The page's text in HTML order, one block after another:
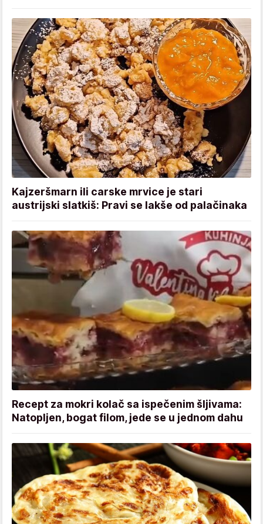
Kajzeršmarn ili carske mrvice je stari
austrijski slatkiš: Pravi se lakše od palačinaka
Recept za mokri kolač sa ispečenim šljivama:
Natopljen, bogat filom, jede se u jednom dahu